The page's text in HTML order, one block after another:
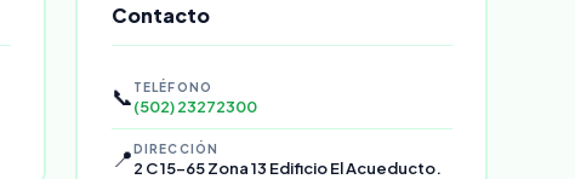
Contacto
📞 TELÉFONO
(502) 23272300
📍DIRECCIÓN
2 C 15-65 Zona 13 Edificio El Acueducto.